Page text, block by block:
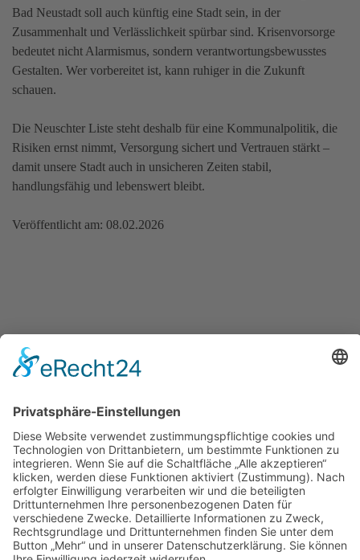
Bad Neustadt soll auch künftig eine Stadt sein, in der
Zusammenhalt und Verlässlichkeit spürbar sind. Krisenvorsorge
bedeutet nicht Alarmismus, sondern verantwortungsbewusstes
Gestalten. Wer vorbereitet ist, kann ruhiger in die Zukunft
schauen.
Die Neuschter Liste steht deshalb für eine Kommunalpolitik, die
Risiken ernst nimmt, Versorgung sichert und Vertrauen stärkt –
damit unsere Stadt auch in unsicheren Zeiten stabil,
handlungsfähig und lebenswert bleibt.
Veröffentlicht am: 08.02.2026
KOMPETENZ FÜR DEN
WANDEL!